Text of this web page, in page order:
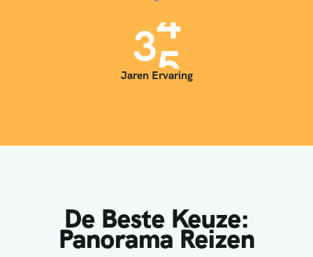
35
Jaren Ervaring
De Beste Keuze:
Panorama Reizen